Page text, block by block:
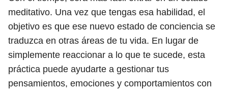
meditativo. Una vez que tengas esa habilidad, el
objetivo es que ese nuevo estado de conciencia se
traduzca en otras áreas de tu vida. En lugar de
simplemente reaccionar a lo que te sucede, esta
práctica puede ayudarte a gestionar tus
pensamientos, emociones y comportamientos con